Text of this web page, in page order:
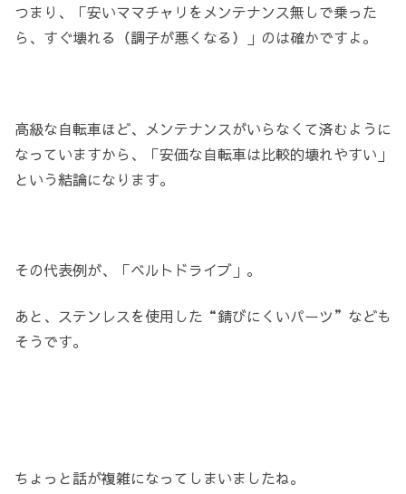
つまり、「安いママチャリをメンテナンス無しで乗った
ら、すぐ壊れる（調子が悪くなる）」のは確かですよ。
高級な自転車ほど、メンテナンスがいらなくて済むように
なっていますから、「安価な自転車は比較的壊れやすい」
という結論になります。
その代表例が、「ベルトドライブ」。
あと、ステンレスを使用した“錆びにくいパーツ”なども
そうです。
ちょっと話が複雑になってしまいましたね。